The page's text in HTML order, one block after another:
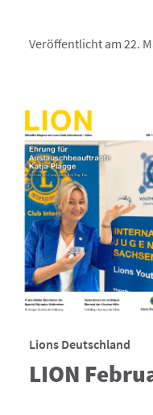
Veröffentlicht am 22.
Lions Deutschland
LION